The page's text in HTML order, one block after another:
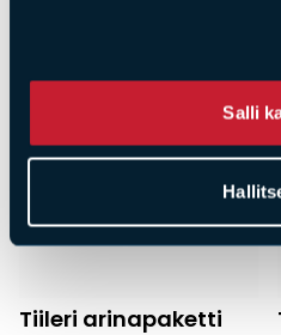
Salli
Tiileri arinapaketti